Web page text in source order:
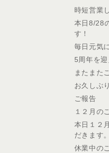
時短営業
本日8/28
す！
毎日元気
5周年を迎
またまた
お久しぶ
ご報告
１２月の
本日１２
だきます。
休業中の